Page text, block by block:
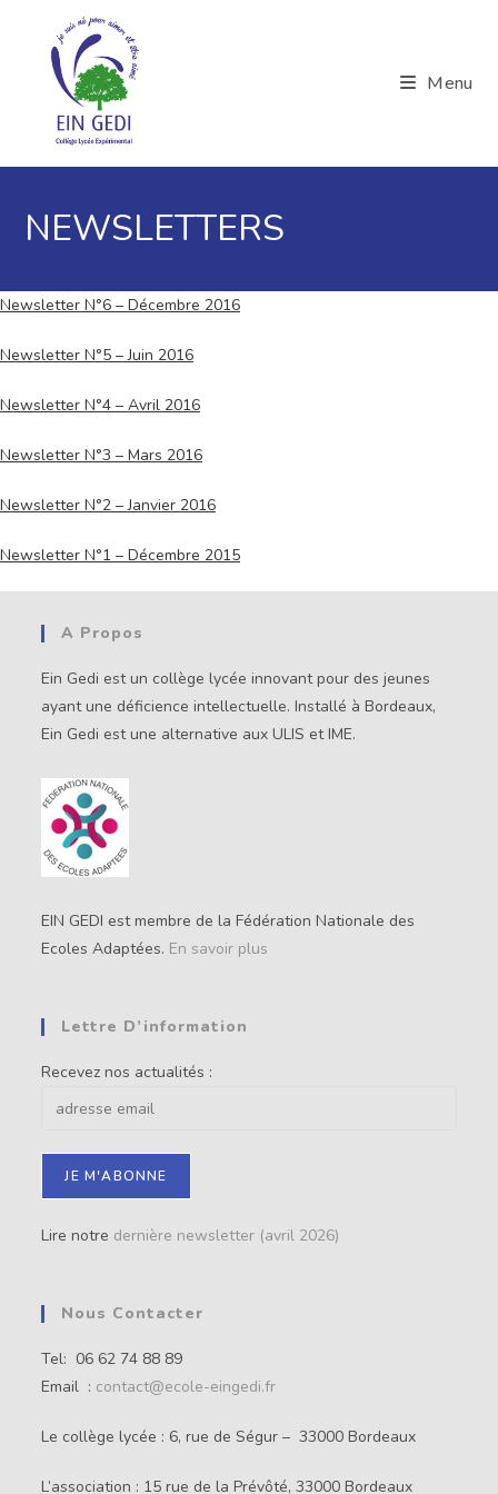
content
Menu
NEWSLETTERS
Newsletter N°6 – Décembre 2016
Newsletter N°5 – Juin 2016
Newsletter N°4 – Avril 2016
Newsletter N°3 – Mars 2016
Newsletter N°2 – Janvier 2016
Newsletter N°1 – Décembre 2015
A Propos
Ein Gedi est un collège lycée innovant pour des jeunes
ayant une déficience intellectuelle. Installé à Bordeaux,
Ein Gedi est une alternative aux ULIS et IME.
EIN GEDI est membre de la Fédération Nationale des
Ecoles Adaptées. En savoir plus
Lettre D’information
Recevez nos actualités :
Lire notre dernière newsletter (avril 2026)
Nous Contacter
Tel: 06 62 74 88 89
Email : contact@ecole-eingedi.fr
Le collège lycée : 6, rue de Ségur – 33000 Bordeaux
L’association : 15 rue de la Prévôté, 33000 Bordeaux